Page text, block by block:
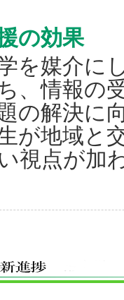
の効果
を媒介に
、情報の
の解決に
が地域と
視点が加